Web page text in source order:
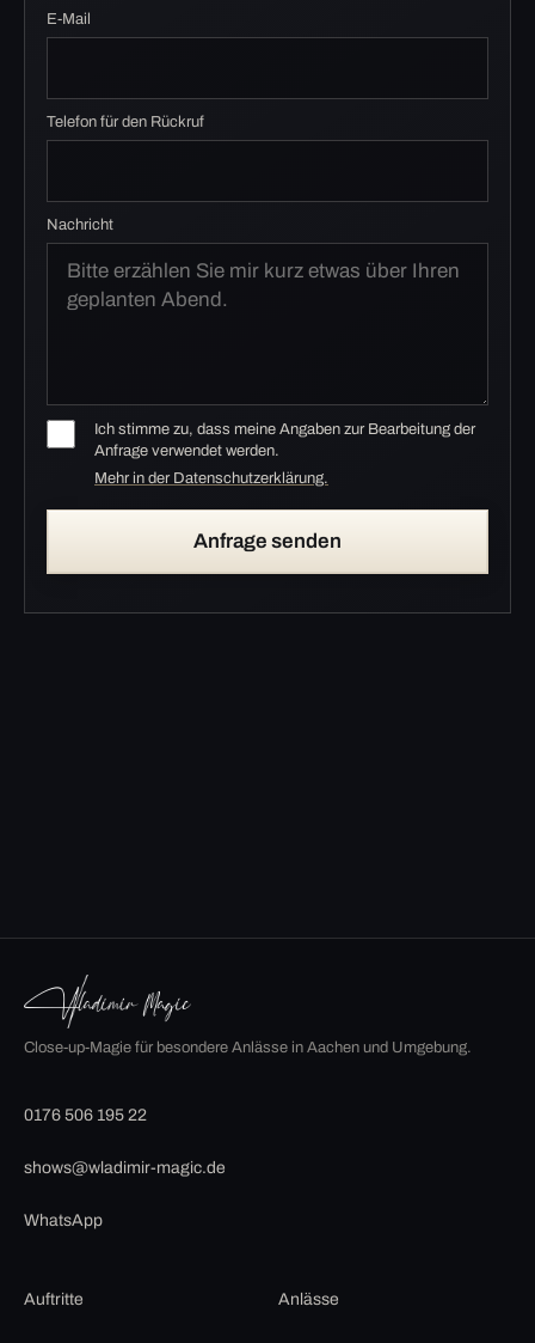
E-Mail
Telefon für den Rückruf
Nachricht
Ich stimme zu, dass meine Angaben zur Bearbeitung der
Anfrage verwendet werden.
Mehr in der Datenschutzerklärung.
Anfrage senden
Close-up-Magie für besondere Anlässe in Aachen und Umgebung.
0176 506 195 22
shows@wladimir-magic.de
WhatsApp
Auftritte Anlässe